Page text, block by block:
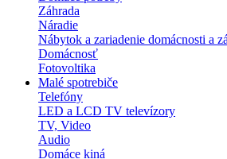
Záhrada
Náradie
Nábytok a zariadenie domácnosti a
Domácnosť
Fotovoltika
Malé spotrebiče
Telefóny
LED a LCD TV televízory
TV, Video
Audio
Domáce kiná